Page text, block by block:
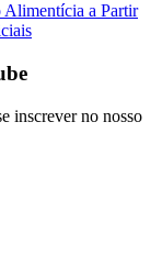
Alimentícia a Partir
inscrever no nosso